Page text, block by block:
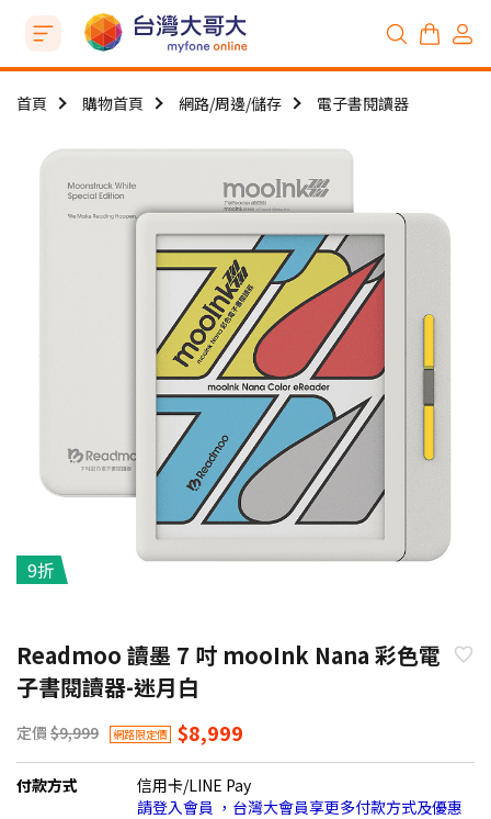
首頁 購物首頁 網路/周邊/儲存 電子書閱讀器
9折
Readmoo 讀墨 7 吋 mooInk Nana 彩色電
子書閱讀器-迷月白
定價 $9,999 網路限定價 $8,999
付款方式
信用卡/LINE Pay
請登入會員 ，台灣大會員享更多付款方式及優惠